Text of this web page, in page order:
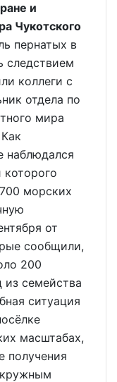
и
Чукотского
пернатых в
следствием
коллеги с
отдела по
мира
наблюдался
морских
от
сообщили,
200
из семейства
ситуация
масштабах,
получения